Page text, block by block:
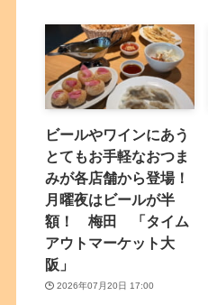
ビールやワインにあう
とてもお手軽なおつま
みが各店舗から登場！
月曜夜はビールが半
額！ 梅田 「タイム
アウトマーケット大
阪」
2026年07月20日 17:00